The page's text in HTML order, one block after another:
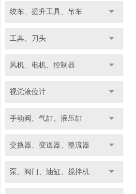
绞车、提升工具、吊车
工具、刀头
风机、电机、控制器
视觉液位计
手动阀、气缸、液压缸
交换器、变送器、整流器
泵、阀门、油缸、搅拌机